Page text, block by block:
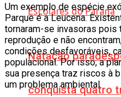
Natação
conquista quatro
Um exemplo de espécie
Parque é a Leucena.
tornaram-se invasoras pois
reprodução e não
condições desfavoráveis,
populacional. Por isso, a
sua presença traz riscos à
um problema ambiental.